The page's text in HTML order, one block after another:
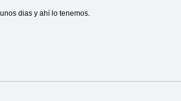
dias y ahí lo tenemos.